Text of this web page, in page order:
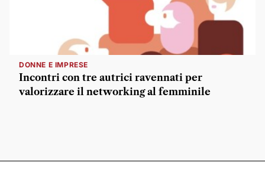
DONNE E IMPRESE
Incontri con tre autrici ravennati per
valorizzare il networking al femminile